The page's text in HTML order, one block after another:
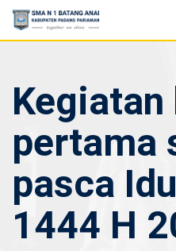
Skip
Kegiatan
pertama
pasca
1444 H